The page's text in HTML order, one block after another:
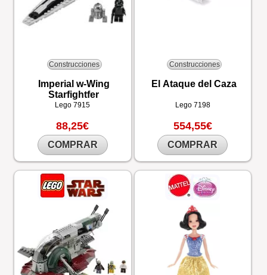
Construcciones
Imperial w-Wing
Starfightfer
Lego7915
88,25€
COMPRAR
Construcciones
El Ataque del Caza
Lego 7198
554,55€
COMPRAR